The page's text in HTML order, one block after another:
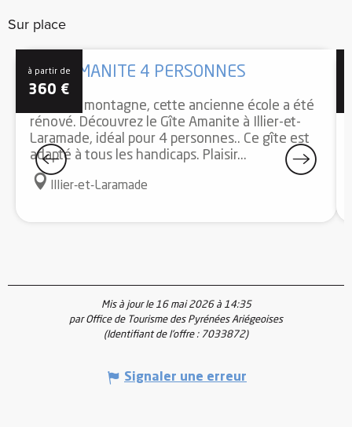
Sur place
à partir de
360 €
GÎTE AMANITE 4 PERSONNES
Situé en montagne, cette ancienne école a été
rénové. Découvrez le Gîte Amanite à Illier-et-
Laramade, idéal pour 4 personnes.. Ce gîte est
adapté à tous les handicaps. Plaisir...
Illier-et-Laramade
Mis à jour le 16 mai 2026 à 14:35
par Office de Tourisme des Pyrénées Ariégeoises
(Identifiant de l'offre : 7033872)
Signaler une erreur